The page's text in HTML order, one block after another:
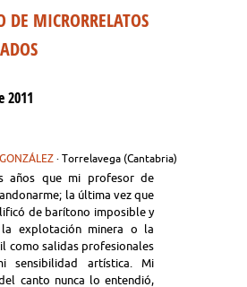
DE MICRORRELATOS
2011
· Torrelavega (Cantabria)
años que mi profesor de
la última vez que
de barítono imposible y
la explotación minera o la
como salidas profesionales
sensibilidad artística. Mi
canto nunca lo entendió,